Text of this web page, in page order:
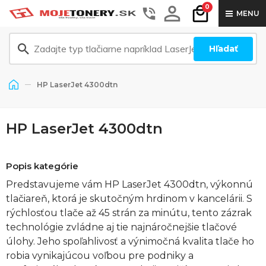
0
MENU
Hľadať
HP LaserJet 4300dtn
HP LaserJet 4300dtn
Popis kategórie
Predstavujeme vám HP LaserJet 4300dtn, výkonnú
tlačiareň, ktorá je skutočným hrdinom v kancelárii. S
rýchlosťou tlače až 45 strán za minútu, tento zázrak
technológie zvládne aj tie najnáročnejšie tlačové
úlohy. Jeho spoľahlivosť a výnimočná kvalita tlače ho
robia vynikajúcou voľbou pre podniky a